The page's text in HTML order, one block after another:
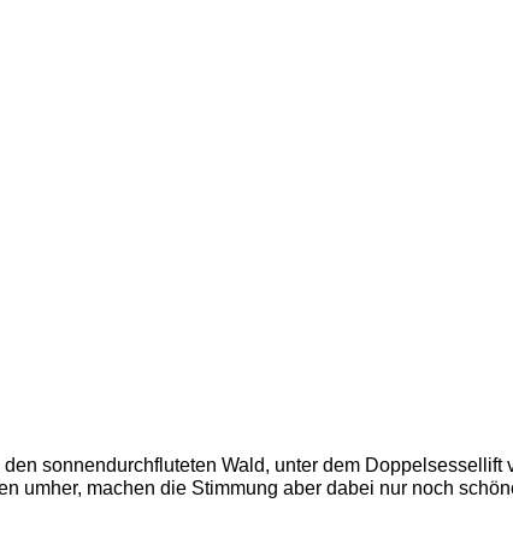
sonnendurchfluteten Wald, unter dem Doppelsessellift
umher, machen die Stimmung aber dabei nur noch